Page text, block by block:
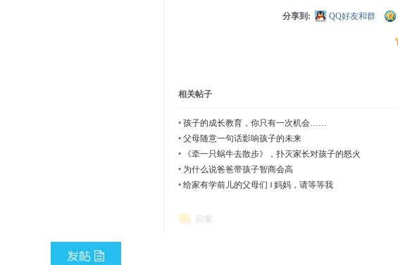
分享到: QQ好友和群
相关帖子
• 孩子的成长教育，你只有一次机会……
• 父母随意一句话影响孩子的未来
•
《牵一只蜗牛去散步》，扑灭家长对孩子的怒火
• 为什么说爸爸带孩子智商会高
• 给家有学前儿的父母们 ‖ 妈妈，请等等我
回复